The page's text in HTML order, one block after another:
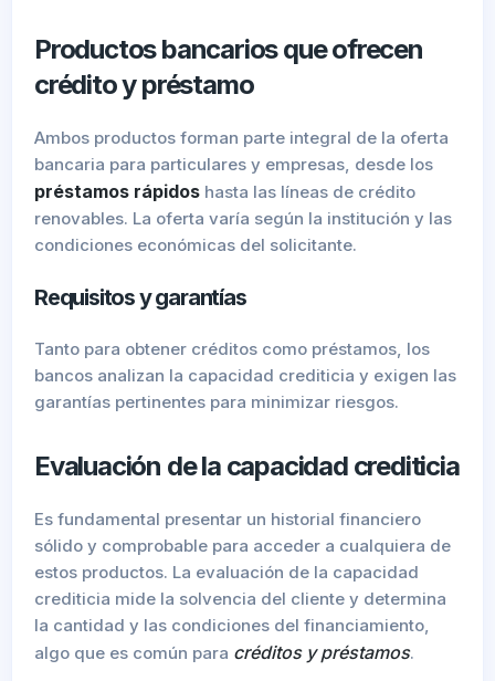
Productos bancarios que ofrecen
crédito y préstamo
Ambos productos forman parte integral de la oferta
bancaria para particulares y empresas, desde los
préstamos rápidos hasta las líneas de crédito
renovables. La oferta varía según la institución y las
condiciones económicas del solicitante.
Requisitos y garantías
Tanto para obtener créditos como préstamos, los
bancos analizan la capacidad crediticia y exigen las
garantías pertinentes para minimizar riesgos.
Evaluación de la capacidad crediticia
Es fundamental presentar un historial financiero
sólido y comprobable para acceder a cualquiera de
estos productos. La evaluación de la capacidad
crediticia mide la solvencia del cliente y determina
la cantidad y las condiciones del financiamiento,
algo que es común para créditos y préstamos.